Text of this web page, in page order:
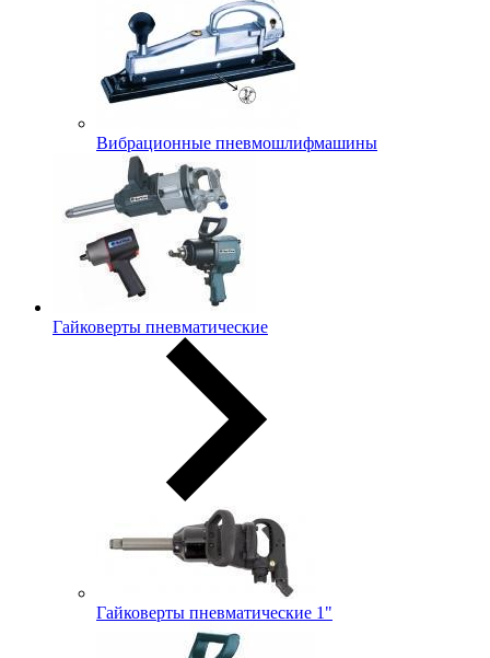
Вибрационные пневмошлифмашины
Гайковерты пневматические
Гайковерты пневматические 1"